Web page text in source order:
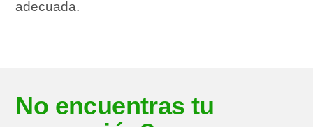
adecuada.
No encuentras tu